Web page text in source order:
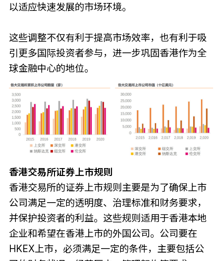
以适应快速发展的市场环境。
这些调整不仅有利于提高市场效率，也有利于吸
引更多国际投资者参与，进一步巩固香港作为全
球金融中心的地位。
香港交易所证券上市规则
香港交易所的证券上市规则主要是为了确保上市
公司满足一定的透明度、治理标准和财务要求，
并保护投资者的利益。这些规则适用于香港本地
企业和希望在香港上市的外国公司。公司要在
HKEX上市，必须满足一定的条件，主要包括公